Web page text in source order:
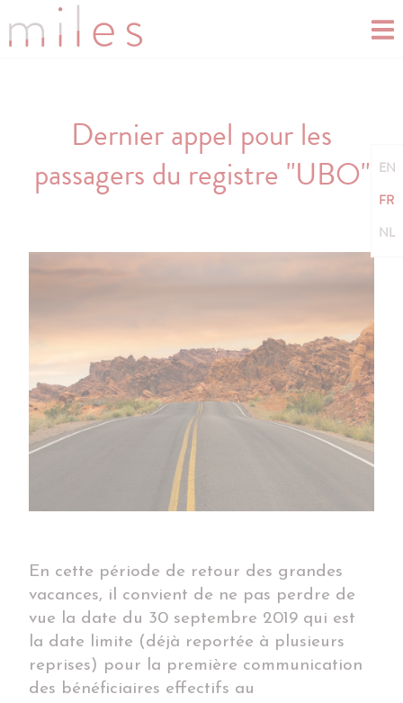
EN
FR
NL
Dernier appel pour les
passagers du registre "UBO"
En cette période de retour des grandes
vacances, il convient de ne pas perdre de
vue la date du 30 septembre 2019 qui est
la date limite (déjà reportée à plusieurs
reprises) pour la première communication
des bénéficiaires effectifs au